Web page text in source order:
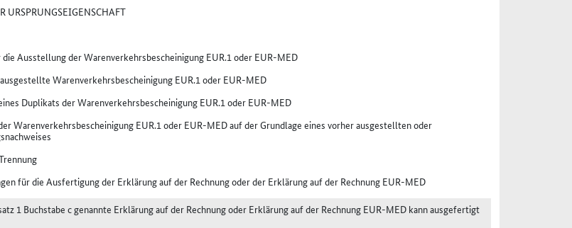
URSPRUNGSEIGENSCHAFT
Ausstellung der Warenverkehrsbescheinigung EUR.1 oder EUR-MED
Warenverkehrsbescheinigung EUR.1 oder EUR-MED
Duplikats der Warenverkehrsbescheinigung EUR.1 oder EUR-MED
Warenverkehrsbescheinigung EUR.1 oder EUR-MED auf der Grundlage eines vorher ausgestellten oder
für die Ausfertigung der Erklärung auf der Rechnung oder der Erklärung auf der Rechnung EUR-MED
1 Buchstabe c genannte Erklärung auf der Rechnung oder Erklärung auf der Rechnung EUR-MED kann ausgefertigt